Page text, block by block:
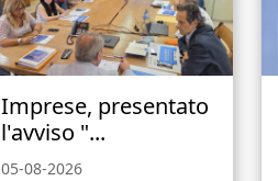
Imprese, presentato
l'avviso "...
05-08-2026